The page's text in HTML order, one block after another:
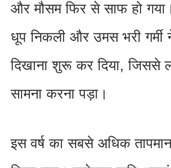
और मौसम फिर से साफ हो
धूप निकली और उमस भरी
दिखाना शुरू कर दिया, जिससे
सामना करना पड़ा।
इस वर्ष का सबसे अधिक